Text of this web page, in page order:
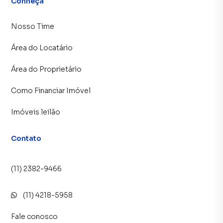
Nosso Time
Área do Locatário
Área do Proprietário
Como Financiar Imóvel
Imóveis leilão
Contato
(11) 2382-9466
(11) 4218-5958
Fale conosco